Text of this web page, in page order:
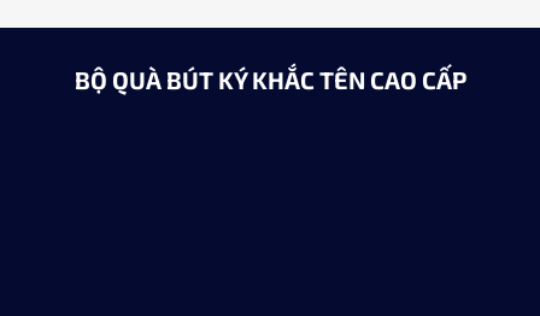
BỘ QUÀ BÚT KÝ KHẮC TÊN CAO CẤP